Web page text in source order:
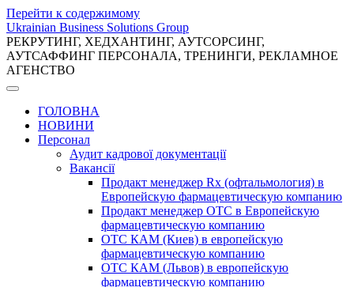
Перейти к содержимому
Ukrainian Business Solutions Group
РЕКРУТИНГ, ХЕДХАНТИНГ, АУТСОРСИНГ,
АУТСАФФИНГ ПЕРСОНАЛА, ТРЕНИНГИ, РЕКЛАМНОЕ
АГЕНСТВО
ГОЛОВНА
НОВИНИ
Персонал
Аудит кадрової документації
Вакансії
Продакт менеджер Rx (офтальмология) в
Европейскую фармацевтическую компанию
Продакт менеджер ОТС в Европейскую
фармацевтическую компанию
ОТС КАМ (Киев) в европейскую
фармацевтическую компанию
ОТС КАМ (Львов) в европейскую
фармацевтическую компанию